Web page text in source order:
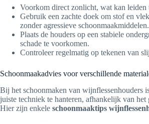
Voorkom direct zonlicht, wat kan leiden
Gebruik een zachte doek om stof en
zonder agressieve schoonmaakmiddelen.
Plaats de houders op een stabiele
schade te voorkomen.
Controleer regelmatig op tekenen van
Schoonmaakadvies voor verschillende
Bij het schoonmaken van wijnflessenhouders
juiste techniek te hanteren, afhankelijk van het
Hier zijn enkele schoonmaaktips